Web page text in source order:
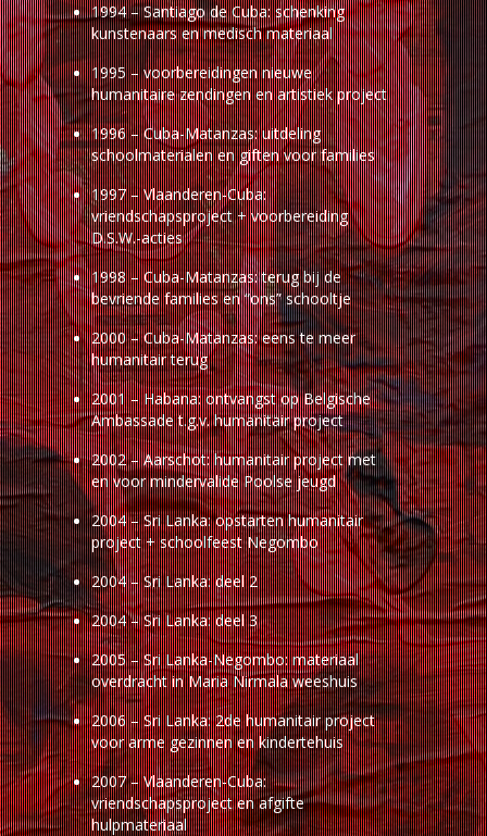
1994 – Santiago de Cuba: schenking
kunstenaars en medisch materiaal
1995 – voorbereidingen nieuwe
humanitaire zendingen en artistiek project
1996 – Cuba-Matanzas: uitdeling
schoolmaterialen en giften voor families
1997 – Vlaanderen-Cuba:
vriendschapsproject + voorbereiding
D.S.W.-acties
1998 – Cuba-Matanzas: terug bij de
bevriende families en “ons” schooltje
2000 – Cuba-Matanzas: eens te meer
humanitair terug
2001 – Habana: ontvangst op Belgische
Ambassade t.g.v. humanitair project
2002 – Aarschot: humanitair project met
en voor mindervalide Poolse jeugd
2004 – Sri Lanka: opstarten humanitair
project + schoolfeest Negombo
2004 – Sri Lanka: deel 2
2004 – Sri Lanka: deel 3
2005 – Sri Lanka-Negombo: materiaal
overdracht in Maria Nirmala weeshuis
2006 – Sri Lanka: 2de humanitair project
voor arme gezinnen en kindertehuis
2007 – Vlaanderen-Cuba:
vriendschapsproject en afgifte
hulpmateriaal